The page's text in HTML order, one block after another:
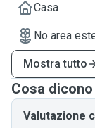
Casa
No area
Mostra tutto
Cosa
Valutazione